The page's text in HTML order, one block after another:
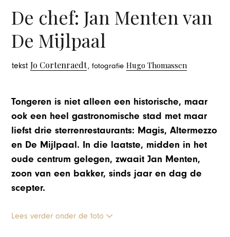
De chef: Jan Menten van
De Mijlpaal
tekst Jo Cortenraedt, fotografieHugo Thomassen
Tongeren is niet alleen een historische, maar
ook een heel gastronomische stad met maar
liefst drie sterrenrestaurants: Magis, Altermezzo
en De Mijlpaal. In die laatste, midden in het
oude centrum gelegen, zwaait Jan Menten,
zoon van een bakker, sinds jaar en dag de
scepter.
Lees verder onder de foto